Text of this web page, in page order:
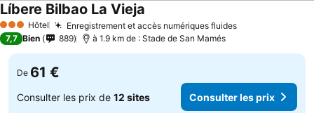
3 ÉtoilesHôtel Enregistrement et accès numériques fluides
Líbere Bilbao La Vieja
7,7 Bien 889 à 1.9 km de : Stade de San Mamés
De 61 €
Consulter les prix de 12 sites Consulter les prix